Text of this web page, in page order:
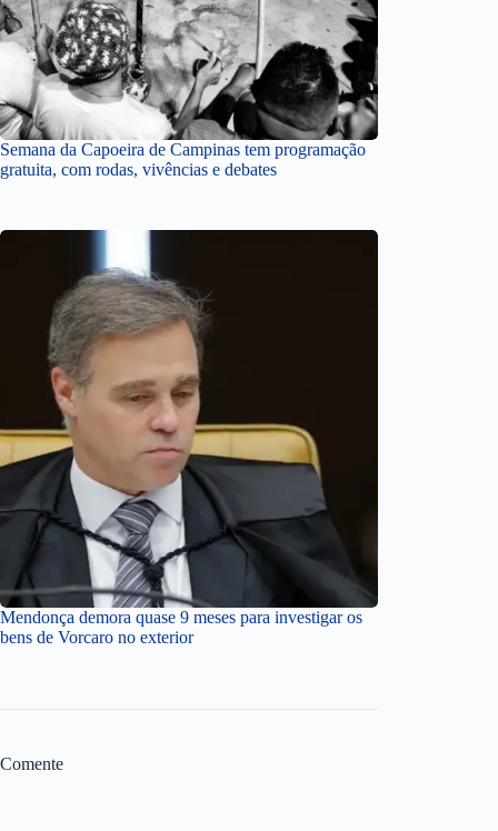
Semana da Capoeira de Campinas tem programação
gratuita, com rodas, vivências e debates
Mendonça demora quase 9 meses para investigar os
bens de Vorcaro no exterior
Comente